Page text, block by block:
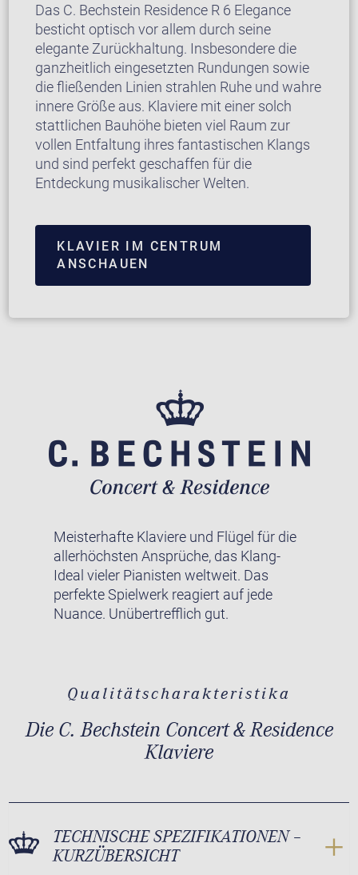
Das C. Bechstein Residence R 6 Elegance
besticht optisch vor allem durch seine
elegante Zurückhaltung. Insbesondere die
ganzheitlich eingesetzten Rundungen sowie
die fließenden Linien strahlen Ruhe und wahre
innere Größe aus. Klaviere mit einer solch
stattlichen Bauhöhe bieten viel Raum zur
vollen Entfaltung ihres fantastischen Klangs
und sind perfekt geschaffen für die
Entdeckung musikalischer Welten.
KLAVIER IM CENTRUM
ANSCHAUEN
Meisterhafte Klaviere und Flügel für die
allerhöchsten Ansprüche, das Klang-
Ideal vieler Pianisten weltweit. Das
perfekte Spielwerk reagiert auf jede
Nuance. Unübertrefflich gut.
Qualitätscharakteristika
Die C. Bechstein Concert & Residence
Klaviere
TECHNISCHE SPEZIFIKATIONEN –
KURZÜBERSICHT